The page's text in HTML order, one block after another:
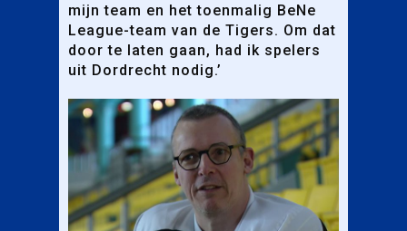
mijn team en het toenmalig BeNe
League-team van de Tigers. Om dat
door te laten gaan, had ik spelers
uit Dordrecht nodig.’